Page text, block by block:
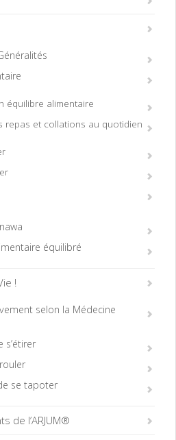
équilibre alimentaire
repas et collations au quotidien
équilibré
!
selon la Médecine
s’étirer
se tapoter
de l’ARJUM®